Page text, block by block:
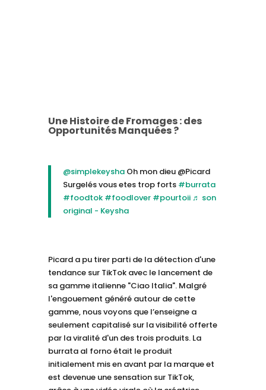
Une Histoire de Fromages : des
Opportunités Manquées ?
@simplekeyshaOh mon dieu @Picard
Surgelés vous etes trop forts #burrata
#foodtok #foodlover #pourtoii ♬ son
original - Keysha
Picard a pu tirer parti de la détection d'une
tendance sur TikTok avec le lancement de
sa gamme italienne "Ciao Italia". Malgré
l'engouement généré autour de cette
gamme, nous voyons que l’enseigne a
seulement capitalisé sur la visibilité offerte
par la viralité d'un des trois produits. La
burrata al forno était le produit
initialement mis en avant par la marque et
est devenue une sensation sur TikTok,